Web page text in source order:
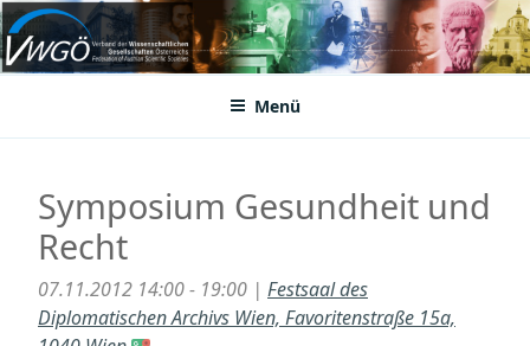
Zum
Inhalt
springenVWGÖ
Federation of Austrian Scientific Societies
Menü
Symposium Gesundheit und
Recht
07.11.2012 14:00 - 19:00 | Festsaal des
Diplomatischen Archivs Wien, Favoritenstraße 15a,